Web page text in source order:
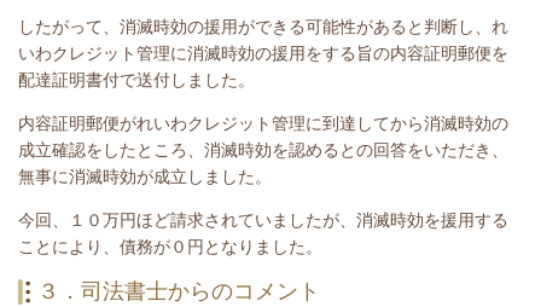
したがって、消滅時効の援用ができる可能性があると判断し、れ
いわクレジット管理に消滅時効の援用をする旨の内容証明郵便を
配達証明書付で送付しました。
内容証明郵便がれいわクレジット管理に到達してから消滅時効の
成立確認をしたところ、消滅時効を認めるとの回答をいただき、
無事に消滅時効が成立しました。
今回、１０万円ほど請求されていましたが、消滅時効を援用する
ことにより、債務が０円となりました。
３．司法書士からのコメント